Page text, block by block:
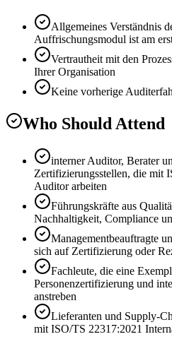
Allgemeines Verständnis
Auffrischungsmodul ist am
Vertrautheit mit den
Ihrer Organisation
Keine vorherige
Who Should Attend
interner Auditor, Berater
Zertifizierungsstellen, die mit
Auditor arbeiten
Führungskräfte aus
Nachhaltigkeit, Compliance
Managementbeauftragte
sich auf Zertifizierung oder
Fachleute, die eine
Personenzertifizierung und
anstreben
Lieferanten und Supply-
mit ISO/TS 22317:2021